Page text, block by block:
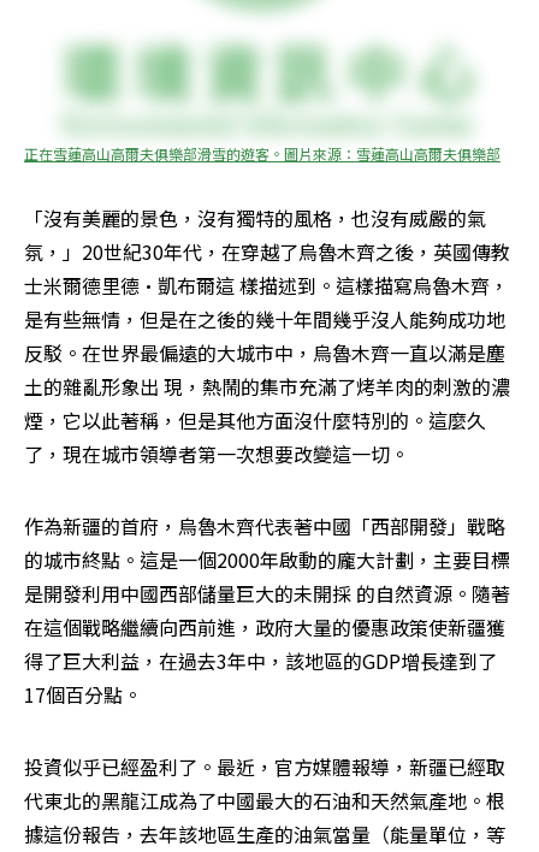
正在雪蓮高山高爾夫俱樂部滑雪的遊客。圖片來源：雪蓮高山高爾夫俱樂部
「沒有美麗的景色，沒有獨特的風格，也沒有威嚴的氣
氛，」20世紀30年代，在穿越了烏魯木齊之後，英國傳教
士米爾德里德•凱布爾這 樣描述到。這樣描寫烏魯木齊，
是有些無情，但是在之後的幾十年間幾乎沒人能夠成功地
反駁。在世界最偏遠的大城市中，烏魯木齊一直以滿是塵
土的雜亂形象出 現，熱鬧的集市充滿了烤羊肉的刺激的濃
煙，它以此著稱，但是其他方面沒什麼特別的。這麼久
了，現在城市領導者第一次想要改變這一切。
作為新疆的首府，烏魯木齊代表著中國「西部開發」戰略
的城市終點。這是一個2000年啟動的龐大計劃，主要目標
是開發利用中國西部儲量巨大的未開採 的自然資源。隨著
在這個戰略繼續向西前進，政府大量的優惠政策使新疆獲
得了巨大利益，在過去3年中，該地區的GDP增長達到了
17個百分點。
投資似乎已經盈利了。最近，官方媒體報導，新疆已經取
代東北的黑龍江成為了中國最大的石油和天然氣產地。根
據這份報告，去年該地區生產的油氣當量（能量單位，等